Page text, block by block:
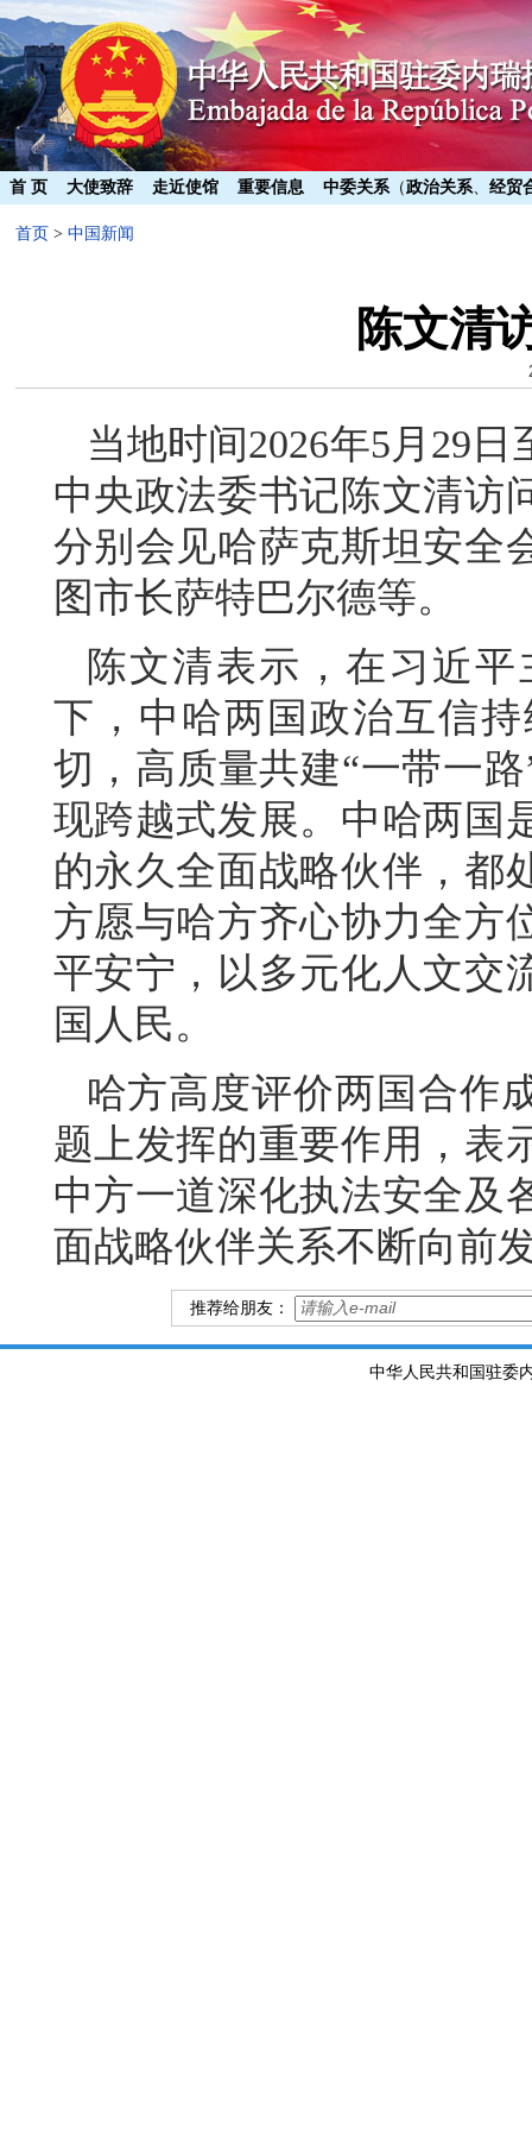
首 页 大使致辞 走近使馆 重要信息 中委关系（政治关系、 经贸
首页 > 中国新闻
陈文清
当地时间2026年5月29
中央政法委书记陈文清访
分别会见哈萨克斯坦安全
图市长萨特巴尔德等。
陈文清表示，在习近
下，中哈两国政治互信
切，高质量共建“一带一
现跨越式发展。中哈两国
的永久全面战略伙伴，都
方愿与哈方齐心协力全方
平安宁，以多元化人文交
国人民。
哈方高度评价两国合作
题上发挥的重要作用，表
中方一道深化执法安全及
面战略伙伴关系不断向前
推荐给朋友：
中华人民共和国驻委